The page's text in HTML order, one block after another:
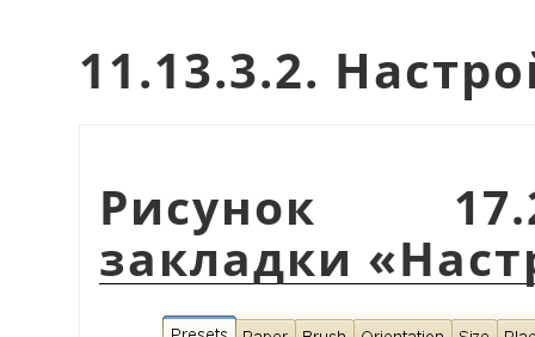
11.13.3.2.
Рисунок
закладки «